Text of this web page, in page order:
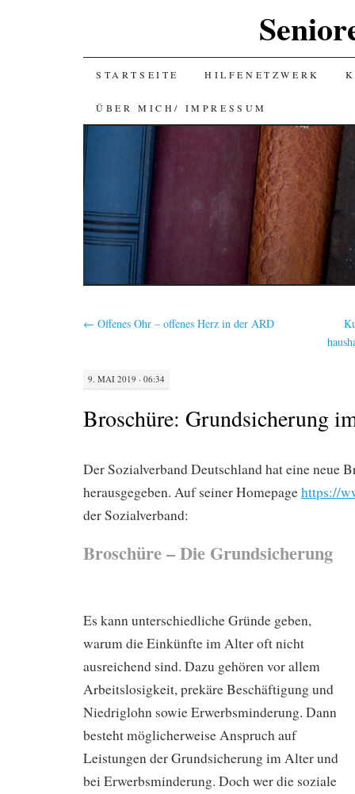
SKIP
TO
CONTENT
STARTSEITE HILFENETZWERK
ÜBER MICH/ IMPRESSUM
← Offenes Ohr – offenes Herz in der ARD
9. MAI 2019 · 06:34
Broschüre: Grundsicherung
Der Sozialverband Deutschland hat eine neue
herausgegeben. Auf seiner Homepagehttps://
der Sozialverband:
Broschüre – Die Grundsicherung
Es kann unterschiedliche Gründe geben,
warum die Einkünfte im Alter oft nicht
ausreichend sind. Dazu gehören vor allem
Arbeitslosigkeit, prekäre Beschäftigung und
Niedriglohn sowie Erwerbsminderung. Dann
besteht möglicherweise Anspruch auf
Leistungen der Grundsicherung im Alter und
bei Erwerbsminderung. Doch wer die soziale